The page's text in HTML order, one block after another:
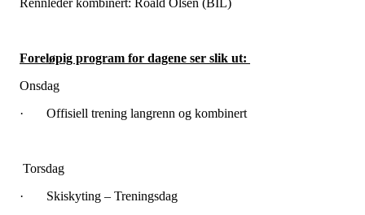
Rennleder kombinert: Roald Olsen (BIL)
Foreløpig program for dagene ser slik ut:
Onsdag
· Offisiell trening langrenn og kombinert
Torsdag
· Skiskyting – Treningsdag